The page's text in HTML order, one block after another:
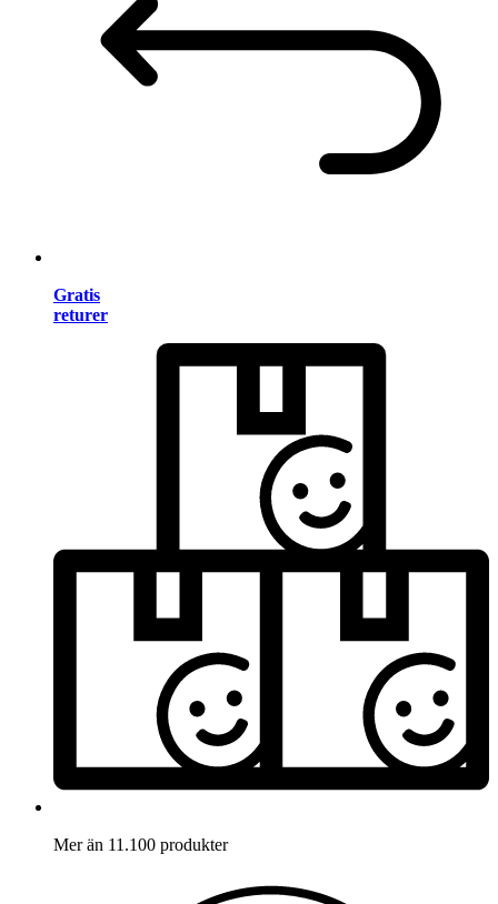
Gratis
returer
Mer än 11.100 produkter